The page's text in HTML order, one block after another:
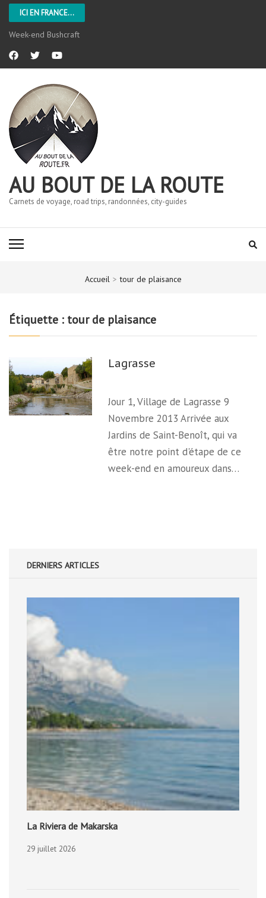
ICI EN FRANCE...
Week-end Bushcraft
AU BOUT DE LA ROUTE
Carnets de voyage, road trips, randonnées, city-guides
Accueil > tour de plaisance
Étiquette : tour de plaisance
Lagrasse
Jour 1, Village de Lagrasse 9
Novembre 2013 Arrivée aux
Jardins de Saint-Benoît, qui va
être notre point d'étape de ce
week-end en amoureux dans…
DERNIERS ARTICLES
La Riviera de Makarska
29 juillet 2026